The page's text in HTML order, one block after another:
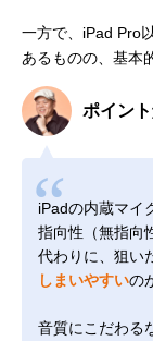
一方で、iPad Pro
あるものの、基本
ポイン
iPadの内蔵マイ
指向性（無指向
代わりに、狙い
しまいやすいの
音質にこだわる